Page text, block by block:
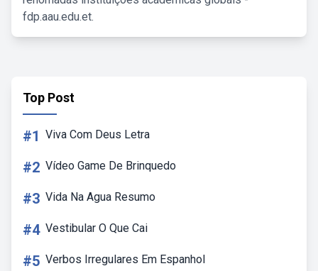
fdp.aau.edu.et.
Top Post
#1 Viva Com Deus Letra
#2 Vídeo Game De Brinquedo
#3 Vida Na Agua Resumo
#4 Vestibular O Que Cai
#5 Verbos Irregulares Em Espanhol